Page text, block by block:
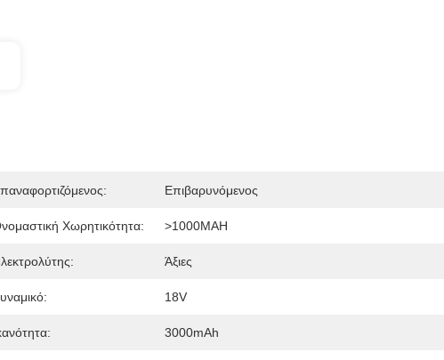
Επιβαρυνόμενος
Χωρητικότητα: >1000MAH
Άξιες
18V
3000mAh